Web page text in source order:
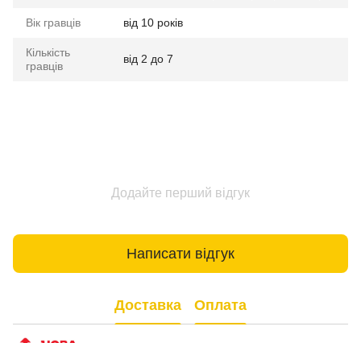
Вік гравців від 10 років
Кількість
гравців
від 2 до 7
Додайте перший відгук
Написати відгук
Доставка Оплата